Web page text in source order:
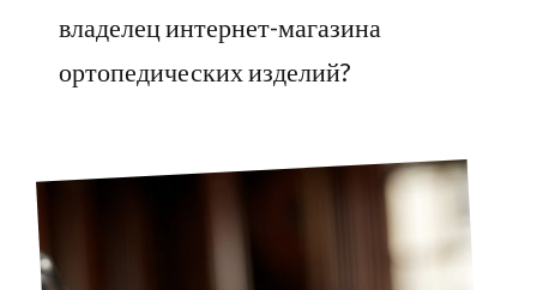
владелец интернет-магазина
ортопедических изделий?